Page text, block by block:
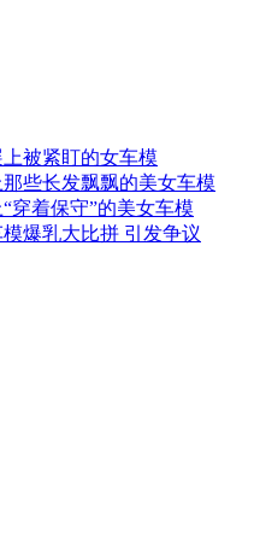
"紧盯"的女车模
被紧盯的女车模
些长发飘飘的美女车模
穿着保守”的美女车模
爆乳大比拼 引发争议